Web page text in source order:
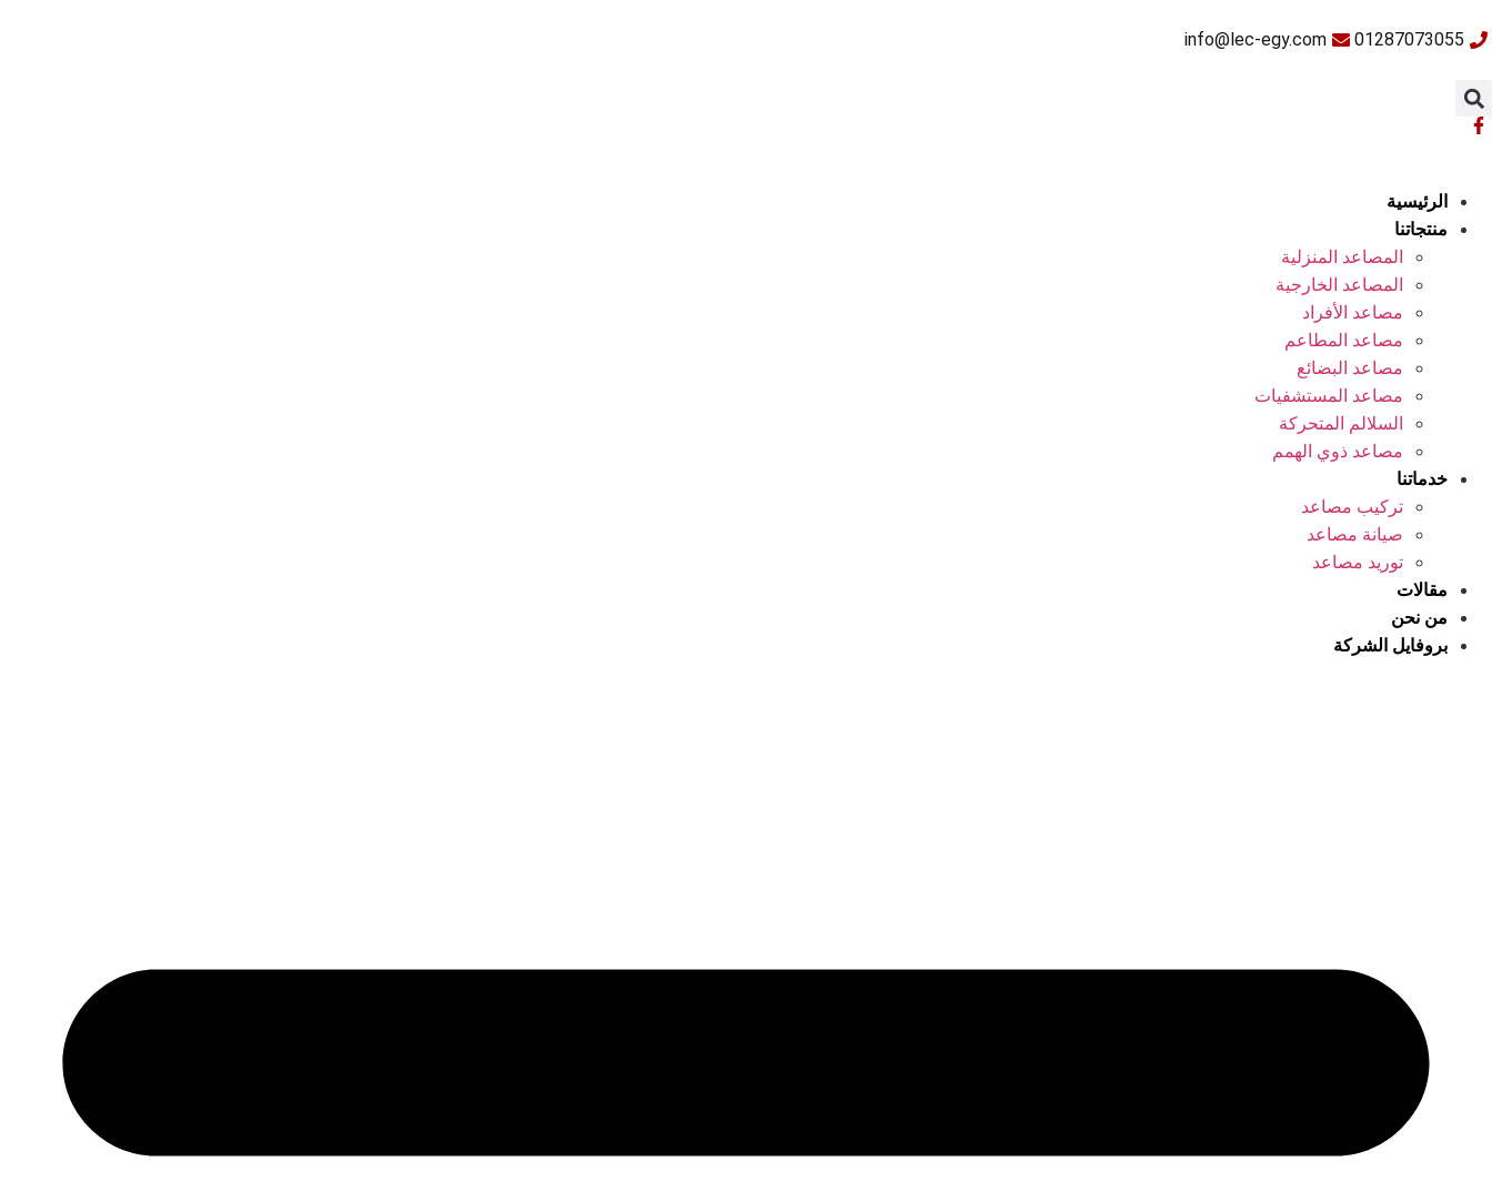
01287073055
info@lec-egy.com
الرئيسية
منتجاتنا
المصاعد المنزلية
المصاعد الخارجية
مصاعد الأفراد
مصاعد المطاعم
مصاعد البضائع
مصاعد المستشفيات
السلالم المتحركة
مصاعد ذوي الهمم
خدماتنا
تركيب مصاعد
صيانة مصاعد
توريد مصاعد
مقالات
من نحن
بروفايل الشركة